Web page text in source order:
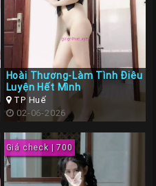
Hoài Thương-Làm Tình Điêu
Luyện Hết Mình
TP Huế
02-06-2026
Giá check | 700